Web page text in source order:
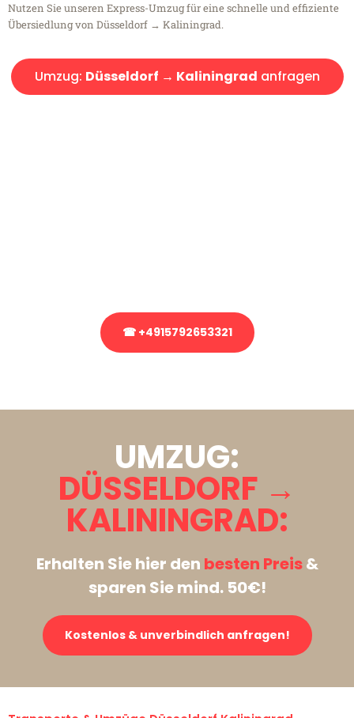
Nutzen Sie unseren Express-Umzug für eine schnelle und effiziente
Übersiedlung von Düsseldorf → Kaliningrad.
Umzug: Düsseldorf → Kaliningrad anfragen
☎ +4915792653321
UMZUG:
DÜSSELDORF →
KALININGRAD:
Erhalten Sie hier den besten Preis&
sparen Sie mind. 50€!
Kostenlos & unverbindlich anfragen!